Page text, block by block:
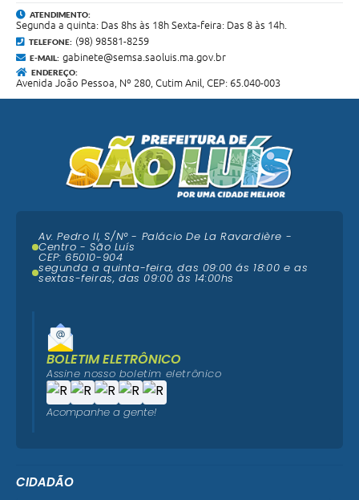
ATENDIMENTO:
Segunda a quinta: Das 8hs às 18h Sexta-feira: Das 8 às 14h.
TELEFONE: (98) 98581-8259
E-MAIL: gabinete@semsa.saoluis.ma.gov.br
ENDEREÇO:
Avenida João Pessoa, Nº 280, Cutim Anil, CEP: 65.040-003
CIDADÃO
Av. Pedro II, S/N° - Palácio De La Ravardière -
Centro - São Luís
CEP: 65010-904
segunda a quinta-feira, das 09:00 ás 18:00 e as
sextas-feiras, das 09:00 às 14:00hs
BOLETIM ELETRÔNICO
Assine nosso boletim eletrônico
Acompanhe a gente!